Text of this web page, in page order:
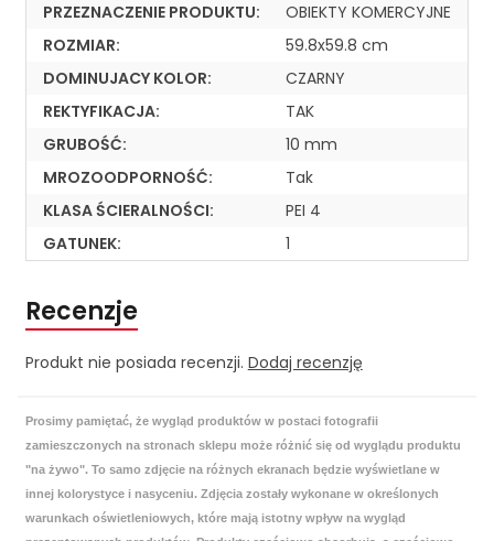
PRZEZNACZENIE PRODUKTU:
OBIEKTY KOMERCYJNE
ROZMIAR:
59.8x59.8 cm
DOMINUJACY KOLOR:
CZARNY
REKTYFIKACJA:
TAK
GRUBOŚĆ:
10 mm
MROZOODPORNOŚĆ:
Tak
KLASA ŚCIERALNOŚCI:
PEI 4
GATUNEK:
1
Recenzje
Produkt nie posiada recenzji. Dodaj recenzję
Prosimy pamiętać, że wygląd produktów w postaci fotografii
zamieszczonych na stronach sklepu może różnić się od wyglądu produktu
"na żywo". To samo zdjęcie na różnych ekranach będzie wyświetlane w
innej kolorystyce i nasyceniu. Zdjęcia zostały wykonane w określonych
warunkach oświetleniowych, które mają istotny wpływ na wygląd